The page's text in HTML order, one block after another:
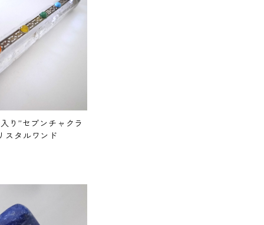
り”セブンチャクラ
スタルワンド